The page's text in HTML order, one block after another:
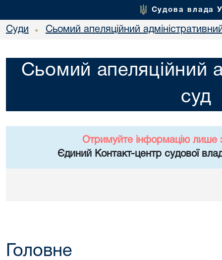
Судова влада
Суди • Сьомий апеляційний
Сьомий апеляційний
суд
Отримуйте інформацію лише
Єдиний Контакт-центр судової
Головне